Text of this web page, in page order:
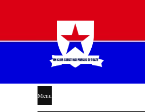
STEAUA
LIBERĂ
Menu